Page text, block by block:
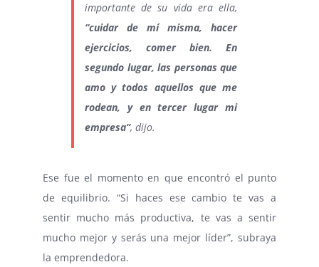
importante de su vida era ella,
“cuidar de mí misma, hacer
ejercicios, comer bien. En
segundo lugar, las personas que
amo y todos aquellos que me
rodean, y en tercer lugar mi
empresa”, dijo.
Ese fue el momento en que encontró el punto
de equilibrio. “Si haces ese cambio te vas a
sentir mucho más productiva, te vas a sentir
mucho mejor y serás una mejor líder”, subraya
la emprendedora.